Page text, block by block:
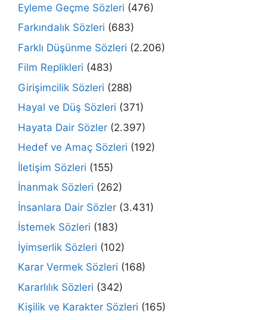
Eyleme Geçme Sözleri (476)
Farkındalık Sözleri (683)
Farklı Düşünme Sözleri (2.206)
Film Replikleri (483)
Girişimcilik Sözleri (288)
Hayal ve Düş Sözleri (371)
Hayata Dair Sözler (2.397)
Hedef ve Amaç Sözleri (192)
İletişim Sözleri (155)
İnanmak Sözleri (262)
İnsanlara Dair Sözler (3.431)
İstemek Sözleri (183)
İyimserlik Sözleri (102)
Karar Vermek Sözleri (168)
Kararlılık Sözleri (342)
Kişilik ve Karakter Sözleri (165)